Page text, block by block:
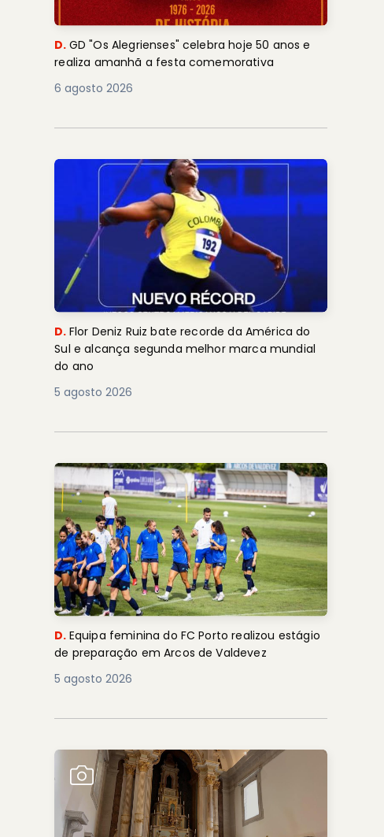
D. GD "Os Alegrienses" celebra hoje 50 anos e
realiza amanhã a festa comemorativa
6 agosto 2026
D. Flor Deniz Ruiz bate recorde da América do
Sul e alcança segunda melhor marca mundial
do ano
5 agosto 2026
D. Equipa feminina do FC Porto realizou estágio
de preparação em Arcos de Valdevez
5 agosto 2026